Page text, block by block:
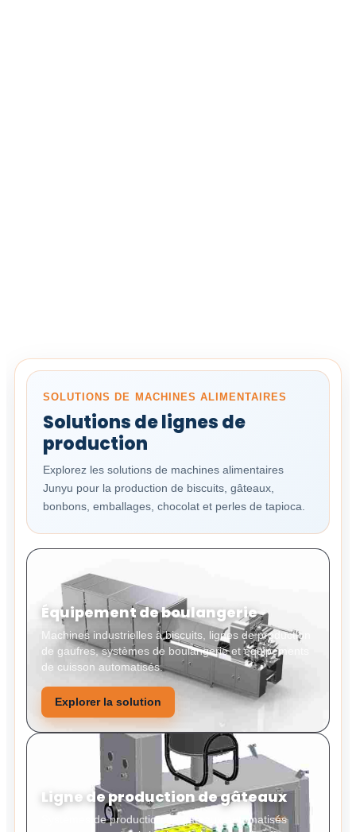
SOLUTIONS DE MACHINES ALIMENTAIRES
Solutions de lignes de
production
Explorez les solutions de machines alimentaires
Junyu pour la production de biscuits, gâteaux,
bonbons, emballages, chocolat et perles de tapioca.
Équipement de boulangerie
Machines industrielles à biscuits, lignes de production
de gaufres, systèmes de boulangerie et équipements
de cuisson automatisés.
Explorer la solution
Ligne de production de gâteaux
Systèmes de production de gâteaux automatisés